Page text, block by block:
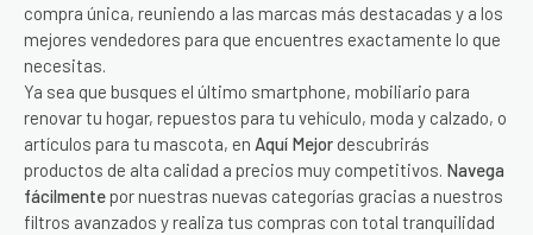
compra única, reuniendo a las marcas más destacadas y a los
mejores vendedores para que encuentres exactamente lo que
necesitas.
Ya sea que busques el último smartphone, mobiliario para
renovar tu hogar, repuestos para tu vehículo, moda y calzado, o
artículos para tu mascota, en Aquí Mejor descubrirás
productos de alta calidad a precios muy competitivos. Navega
fácilmente por nuestras nuevas categorías gracias a nuestros
filtros avanzados y realiza tus compras con total tranquilidad